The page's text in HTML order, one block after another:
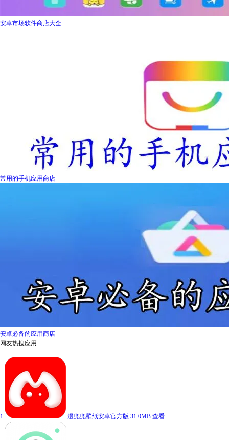
安卓市场软件商店大全
常用的手机应用商店
安卓必备的应用商店
网友热搜应用
1 漫兜兜壁纸安卓官方版 31.0MB 查看